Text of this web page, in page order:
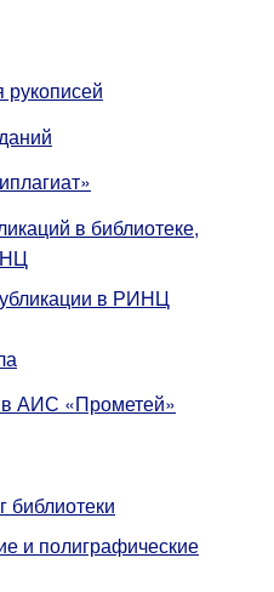
в библиотеке,
в РИНЦ
в АИС «Прометей»
библиотеки
и полиграфические